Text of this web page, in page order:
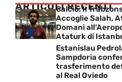
ARTICOLI RECENTI
Calcio: Il
Accoglie Salah,
Domani
Ataturk di
Estanislau
Sampdoria
trasferimento
al Real Oviedo